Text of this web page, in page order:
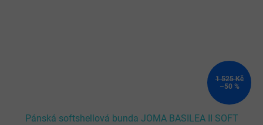
1 525 Kč
–50 %
Pánská softshellová bunda JOMA BASILEA II SOFT